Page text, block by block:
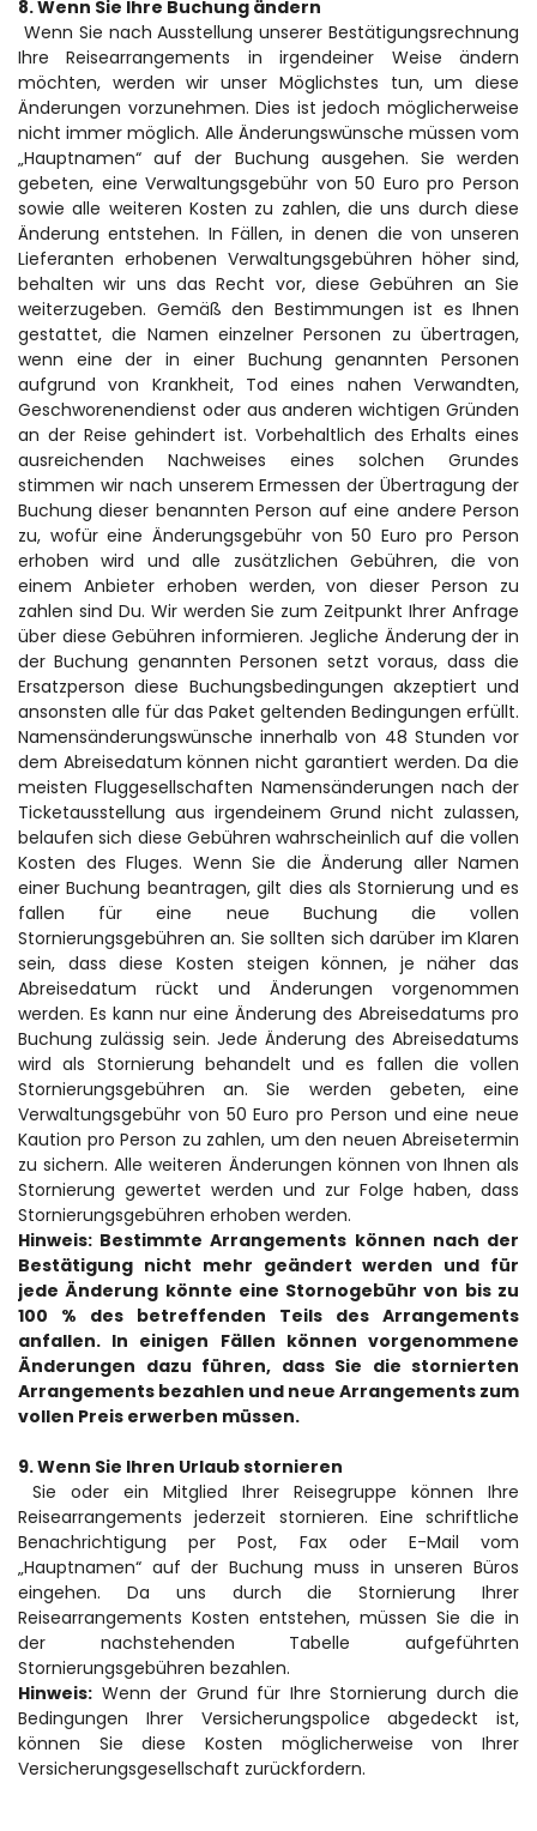
8. Wenn Sie Ihre Buchung ändern
Ihre Reisearrangements in irgendeiner Weise ändern
möchten, werden wir unser Möglichstes tun, um diese
Änderungen vorzunehmen. Dies ist jedoch möglicherweise
nicht immer möglich. Alle Änderungswünsche müssen vom
„Hauptnamen“ auf der Buchung ausgehen. Sie werden
gebeten, eine Verwaltungsgebühr von 50 Euro pro Person
sowie alle weiteren Kosten zu zahlen, die uns durch diese
Änderung entstehen. In Fällen, in denen die von unseren
Lieferanten erhobenen Verwaltungsgebühren höher sind,
behalten wir uns das Recht vor, diese Gebühren an Sie
weiterzugeben. Gemäß den Bestimmungen ist es Ihnen
gestattet, die Namen einzelner Personen zu übertragen,
wenn eine der in einer Buchung genannten Personen
aufgrund von Krankheit, Tod eines nahen Verwandten,
Geschworenendienst oder aus anderen wichtigen Gründen
an der Reise gehindert ist. Vorbehaltlich des Erhalts eines
ausreichenden Nachweises eines solchen Grundes
stimmen wir nach unserem Ermessen der Übertragung der
Buchung dieser benannten Person auf eine andere Person
zu, wofür eine Änderungsgebühr von 50 Euro pro Person
erhoben wird und alle zusätzlichen Gebühren, die von
einem Anbieter erhoben werden, von dieser Person zu
zahlen sind Du. Wir werden Sie zum Zeitpunkt Ihrer Anfrage
über diese Gebühren informieren. Jegliche Änderung der in
der Buchung genannten Personen setzt voraus, dass die
Ersatzperson diese Buchungsbedingungen akzeptiert und
ansonsten alle für das Paket geltenden Bedingungen erfüllt.
Namensänderungswünsche innerhalb von 48 Stunden vor
dem Abreisedatum können nicht garantiert werden. Da die
meisten Fluggesellschaften Namensänderungen nach der
Ticketausstellung aus irgendeinem Grund nicht zulassen,
belaufen sich diese Gebühren wahrscheinlich auf die vollen
Kosten des Fluges. Wenn Sie die Änderung aller Namen
einer Buchung beantragen, gilt dies als Stornierung und es
fallen für eine neue Buchung die vollen
Stornierungsgebühren an. Sie sollten sich darüber im Klaren
sein, dass diese Kosten steigen können, je näher das
Abreisedatum rückt und Änderungen vorgenommen
werden. Es kann nur eine Änderung des Abreisedatums pro
Buchung zulässig sein. Jede Änderung des Abreisedatums
wird als Stornierung behandelt und es fallen die vollen
Stornierungsgebühren an. Sie werden gebeten, eine
Verwaltungsgebühr von 50 Euro pro Person und eine neue
Kaution pro Person zu zahlen, um den neuen Abreisetermin
zu sichern. Alle weiteren Änderungen können von Ihnen als
Stornierung gewertet werden und zur Folge haben, dass
Stornierungsgebühren erhoben werden.
Hinweis: Bestimmte Arrangements können nach der
Bestätigung nicht mehr geändert werden und für
jede Änderung könnte eine Stornogebühr von bis zu
100 % des betreffenden Teils des Arrangements
anfallen. In einigen Fällen können vorgenommene
Änderungen dazu führen, dass Sie die stornierten
Arrangements bezahlen und neue Arrangements zum
vollen Preis erwerben müssen.
9. Wenn Sie Ihren Urlaub stornieren
Reisearrangements jederzeit stornieren. Eine schriftliche
Benachrichtigung per Post, Fax oder E-Mail vom
„Hauptnamen“ auf der Buchung muss in unseren Büros
eingehen. Da uns durch die Stornierung Ihrer
Reisearrangements Kosten entstehen, müssen Sie die in
der nachstehenden Tabelle aufgeführten
Stornierungsgebühren bezahlen.
Hinweis: Wenn der Grund für Ihre Stornierung durch die
Bedingungen Ihrer Versicherungspolice abgedeckt ist,
können Sie diese Kosten möglicherweise von Ihrer
Versicherungsgesellschaft zurückfordern.